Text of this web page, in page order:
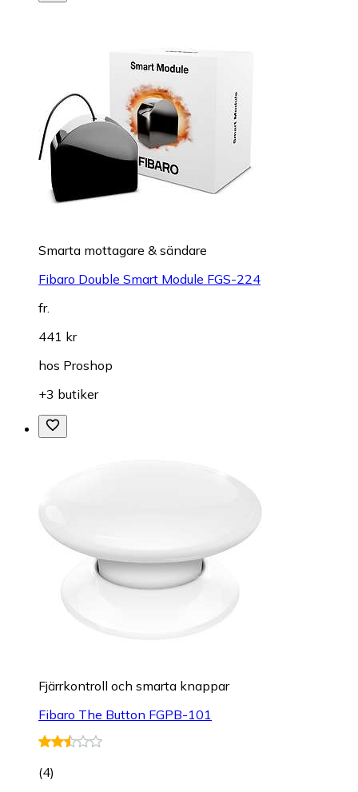
Smarta mottagare & sändare
Fibaro Double Smart Module FGS-224
fr.
441 kr
hos Proshop
+3 butiker
Fjärrkontroll och smarta knappar
Fibaro The Button FGPB-101
(4)